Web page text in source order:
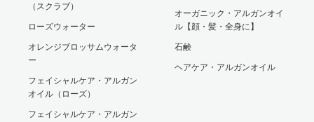
（スクラブ）
ローズウォーター
オレンジブロッサムウォータ
ー
フェイシャルケア・アルガン
オイル（ローズ）
フェイシャルケア・アルガン
オーガニック・アルガンオイ
ル【顔・髪・全身に】
石鹸
ヘアケア・アルガンオイル